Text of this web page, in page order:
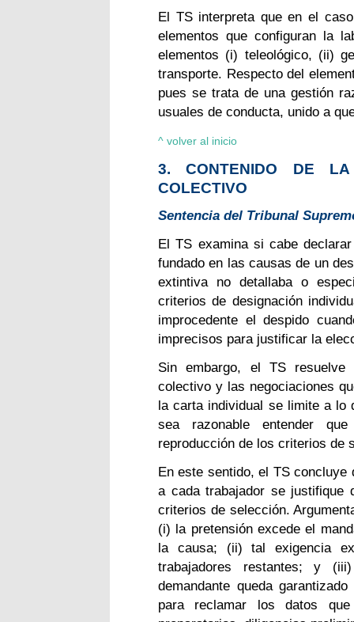
El TS interpreta que en el
elementos que configuran la
elementos (i) teleológico, (ii)
transporte. Respecto del
pues se trata de una gestión
usuales de conducta, unido a
^ volver al inicio
3. CONTENIDO DE LA
COLECTIVO
Sentencia del Tribunal
El TS examina si cabe
fundado en las causas de un
extintiva no detallaba o
criterios de designación
improcedente el despido
imprecisos para justificar la
Sin embargo, el TS
colectivo y las negociaciones
la carta individual se limite a lo
sea razonable entender
reproducción de los criterios de
En este sentido, el TS concluye
a cada trabajador se justifique
criterios de selección.
(i) la pretensión excede el
la causa; (ii) tal exigencia
trabajadores restantes; y
demandante queda
para reclamar los datos